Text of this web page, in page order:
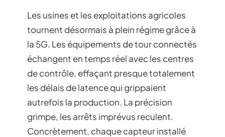
Les usines et les exploitations agricoles
tournent désormais à plein régime grâce à
la 5G. Les équipements de tour connectés
échangent en temps réel avec les centres
de contrôle, effaçant presque totalement
les délais de latence qui grippaient
autrefois la production. La précision
grimpe, les arrêts imprévus reculent.
Concrètement, chaque capteur installé